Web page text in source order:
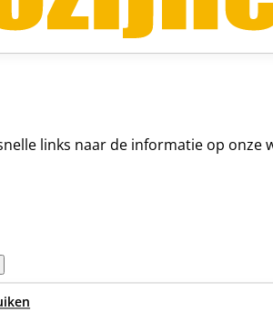
links naar de informatie op